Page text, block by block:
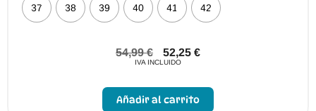
37 38 39 40 41 42
54,99€ 52,25 €
IVA INCLUIDO
Añadir al carrito